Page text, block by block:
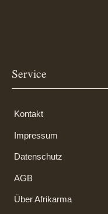
Service
Kontakt
Impressum
Datenschutz
AGB
Über Afrikarma